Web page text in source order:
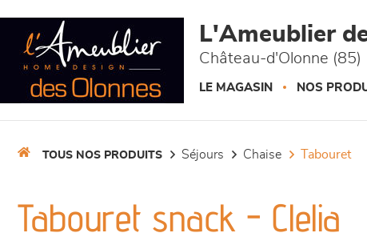
L'Ameublier
Château-d'Olonne (85)
LE MAGASIN NOS
TOUS NOS PRODUITS séjours chaise tabouret
Tabouret snack - Clelia